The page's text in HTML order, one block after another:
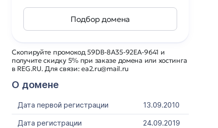
Скопируйте промокод 59DB-8A35-92EA-9641 и
получите скидку 5% при заказе домена или хостинга
в REG.RU. Для связи: ea2.ru@mail.ru
О домене
Дата первой регистрации
13.09.2010
Дата регистрации
24.09.2019
Подбор домена